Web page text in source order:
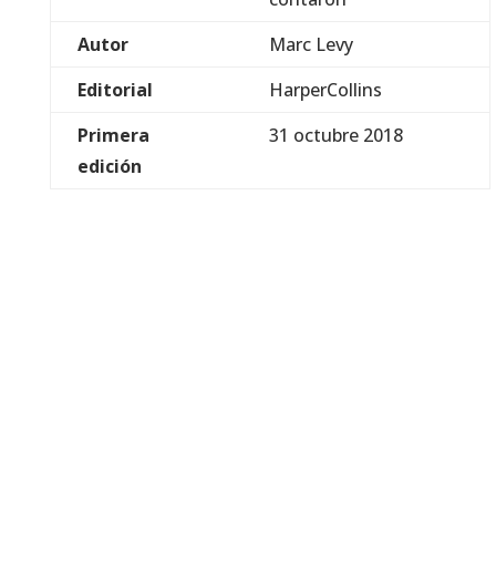
Autor
Marc Levy
Editorial
HarperCollins
Primera
edición
31 octubre 2018